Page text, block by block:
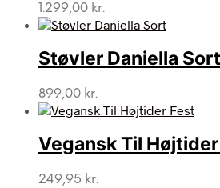
1.299,00 kr.
Støvler Daniella Sort
899,00 kr.
Vegansk Til
249,95 kr.